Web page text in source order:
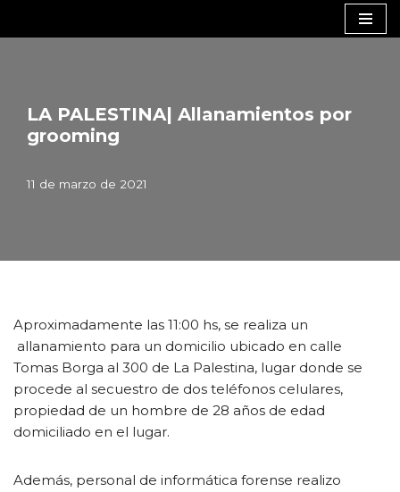
LA PALESTINA| Allanamientos por
grooming
11 de marzo de 2021
Aproximadamente las 11:00 hs, se realiza un
allanamiento para un domicilio ubicado en calle
Tomas Borga al 300 de La Palestina, lugar donde se
procede al secuestro de dos teléfonos celulares,
propiedad de un hombre de 28 años de edad
domiciliado en el lugar.
Además, personal de informática forense realizo